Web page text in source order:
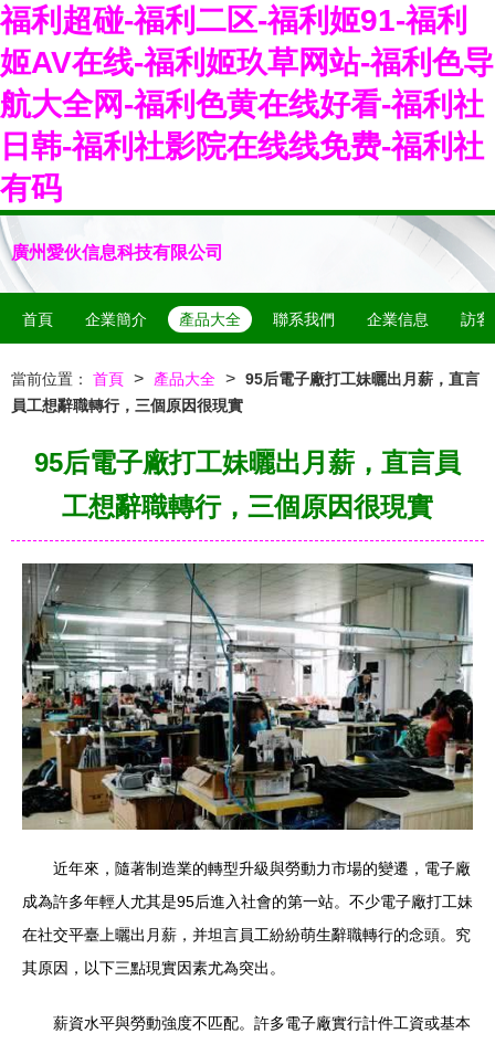
福利超碰-福利二区-福利姬91-福利
姬AV在线-福利姬玖草网站-福利色导
航大全网-福利色黄在线好看-福利社
日韩-福利社影院在线线免费-福利社
有码
廣州愛伙信息科技有限公司
首頁 企業簡介 產品大全 聯系我們 企業信息 訪客
當前位置： 首頁 > 產品大全 > 95后電子廠打工妹曬出月薪，直言
員工想辭職轉行，三個原因很現實
95后電子廠打工妹曬出月薪，直言員
工想辭職轉行，三個原因很現實
近年來，隨著制造業的轉型升級與勞動力市場的變遷，電子廠
成為許多年輕人尤其是95后進入社會的第一站。不少電子廠打工妹
在社交平臺上曬出月薪，并坦言員工紛紛萌生辭職轉行的念頭。究
其原因，以下三點現實因素尤為突出。
薪資水平與勞動強度不匹配。許多電子廠實行計件工資或基本